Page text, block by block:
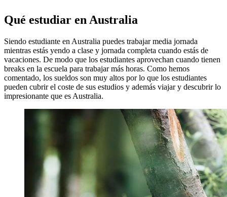
Qué estudiar en Australia
Siendo estudiante en Australia puedes trabajar media jornada
mientras estás yendo a clase y jornada completa cuando estás de
vacaciones. De modo que los estudiantes aprovechan cuando tienen
breaks en la escuela para trabajar más horas. Como hemos
comentado, los sueldos son muy altos por lo que los estudiantes
pueden cubrir el coste de sus estudios y además viajar y descubrir lo
impresionante que es Australia.